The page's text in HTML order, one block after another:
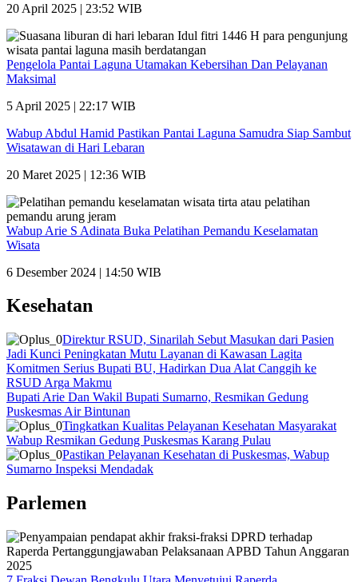
20 April 2025 | 23:52 WIB
Pengelola Pantai Laguna Utamakan Kebersihan Dan Pelayanan
Maksimal
5 April 2025 | 22:17 WIB
Wabup Abdul Hamid Pastikan Pantai Laguna Samudra Siap Sambut
Wisatawan di Hari Lebaran
20 Maret 2025 | 12:36 WIB
Wabup Arie S Adinata Buka Pelatihan Pemandu Keselamatan
Wisata
6 Desember 2024 | 14:50 WIB
Kesehatan
Direktur RSUD, Sinarilah Sebut Masukan dari Pasien
Jadi Kunci Peningkatan Mutu Layanan di Kawasan Lagita
Komitmen Serius Bupati BU, Hadirkan Dua Alat Canggih ke
RSUD Arga Makmu
Bupati Arie Dan Wakil Bupati Sumarno, Resmikan Gedung
Puskesmas Air Bintunan
Tingkatkan Kualitas Pelayanan Kesehatan Masyarakat
Wabup Resmikan Gedung Puskesmas Karang Pulau
Pastikan Pelayanan Kesehatan di Puskesmas, Wabup
Sumarno Inspeksi Mendadak
Parlemen